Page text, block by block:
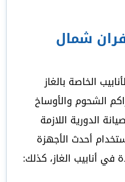
شمال
الخاصة بالغاز
الشحوم والأوساخ
الدورية اللازمة
أحدث الأجهزة
في أنابيب الغاز، كذلك: